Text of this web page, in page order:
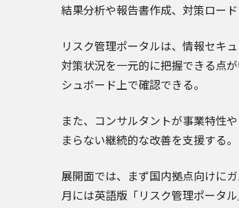
結果分析や報告書作成、対策ロー
リスク管理ポータルは、情報セキ
対策状況を一元的に把握できる点
シュボード上で確認できる。
また、コンサルタントが事業特性
まらない継続的な改善を支援する。
展開面では、まず国内拠点向けに
月には英語版「リスク管理ポータ